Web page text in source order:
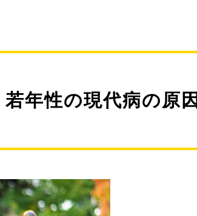
年性の現代病の原因